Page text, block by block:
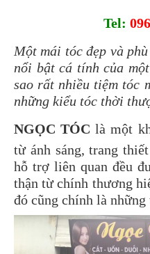
Tel:
Một mái tóc đẹp và
nổi bật cá tính của
sao rất nhiều tiệm tóc
những kiểu tóc thời
NGỌC TÓC là một
từ ánh sáng, trang
hỗ trợ liên quan đều
thận từ chính thương
đó cũng chính là